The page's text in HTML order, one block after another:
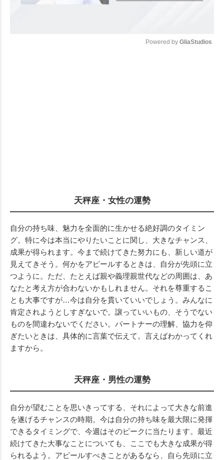
Powered by GliaStudios
天秤座・女性の運勢
自分の持ち味、魅力を全面的に生かせる絶好調のタイミン
グ。特に今は本当にやりたいことに関し、大きなチャンス、
成果が得られます。今まで続けてきた努力にも、新しい道が
見えてきそう。何かをアピールするときは、自分が先頭に立
つように。ただ、たとえば親や義理親世代などの周囲は、あ
なたと考え方が合わないかもしれません。それを尊重するこ
とも大事ですが…今は自分を貫いていいでしょう。みんなに
肯定されようとしすぎないで。譲っていいもの、そうでない
ものを間違わないでください。パートナーの理解、協力を仰
ぎたいときは、具体的に言葉で伝えて。言えばわかってくれ
ますから。
天秤座・男性の運勢
自分が望むことを思いきってする、それによって大きな前進
を遂げるチャンスの時期。今は自分の持ち味を最大限に発揮
できるタイミングで、今週はそのピークに当たります。最近
続けてきた大事なことについても、ここでも大きな成果が得
られるよう。アピールすべきことがあるなら、自ら先頭に立